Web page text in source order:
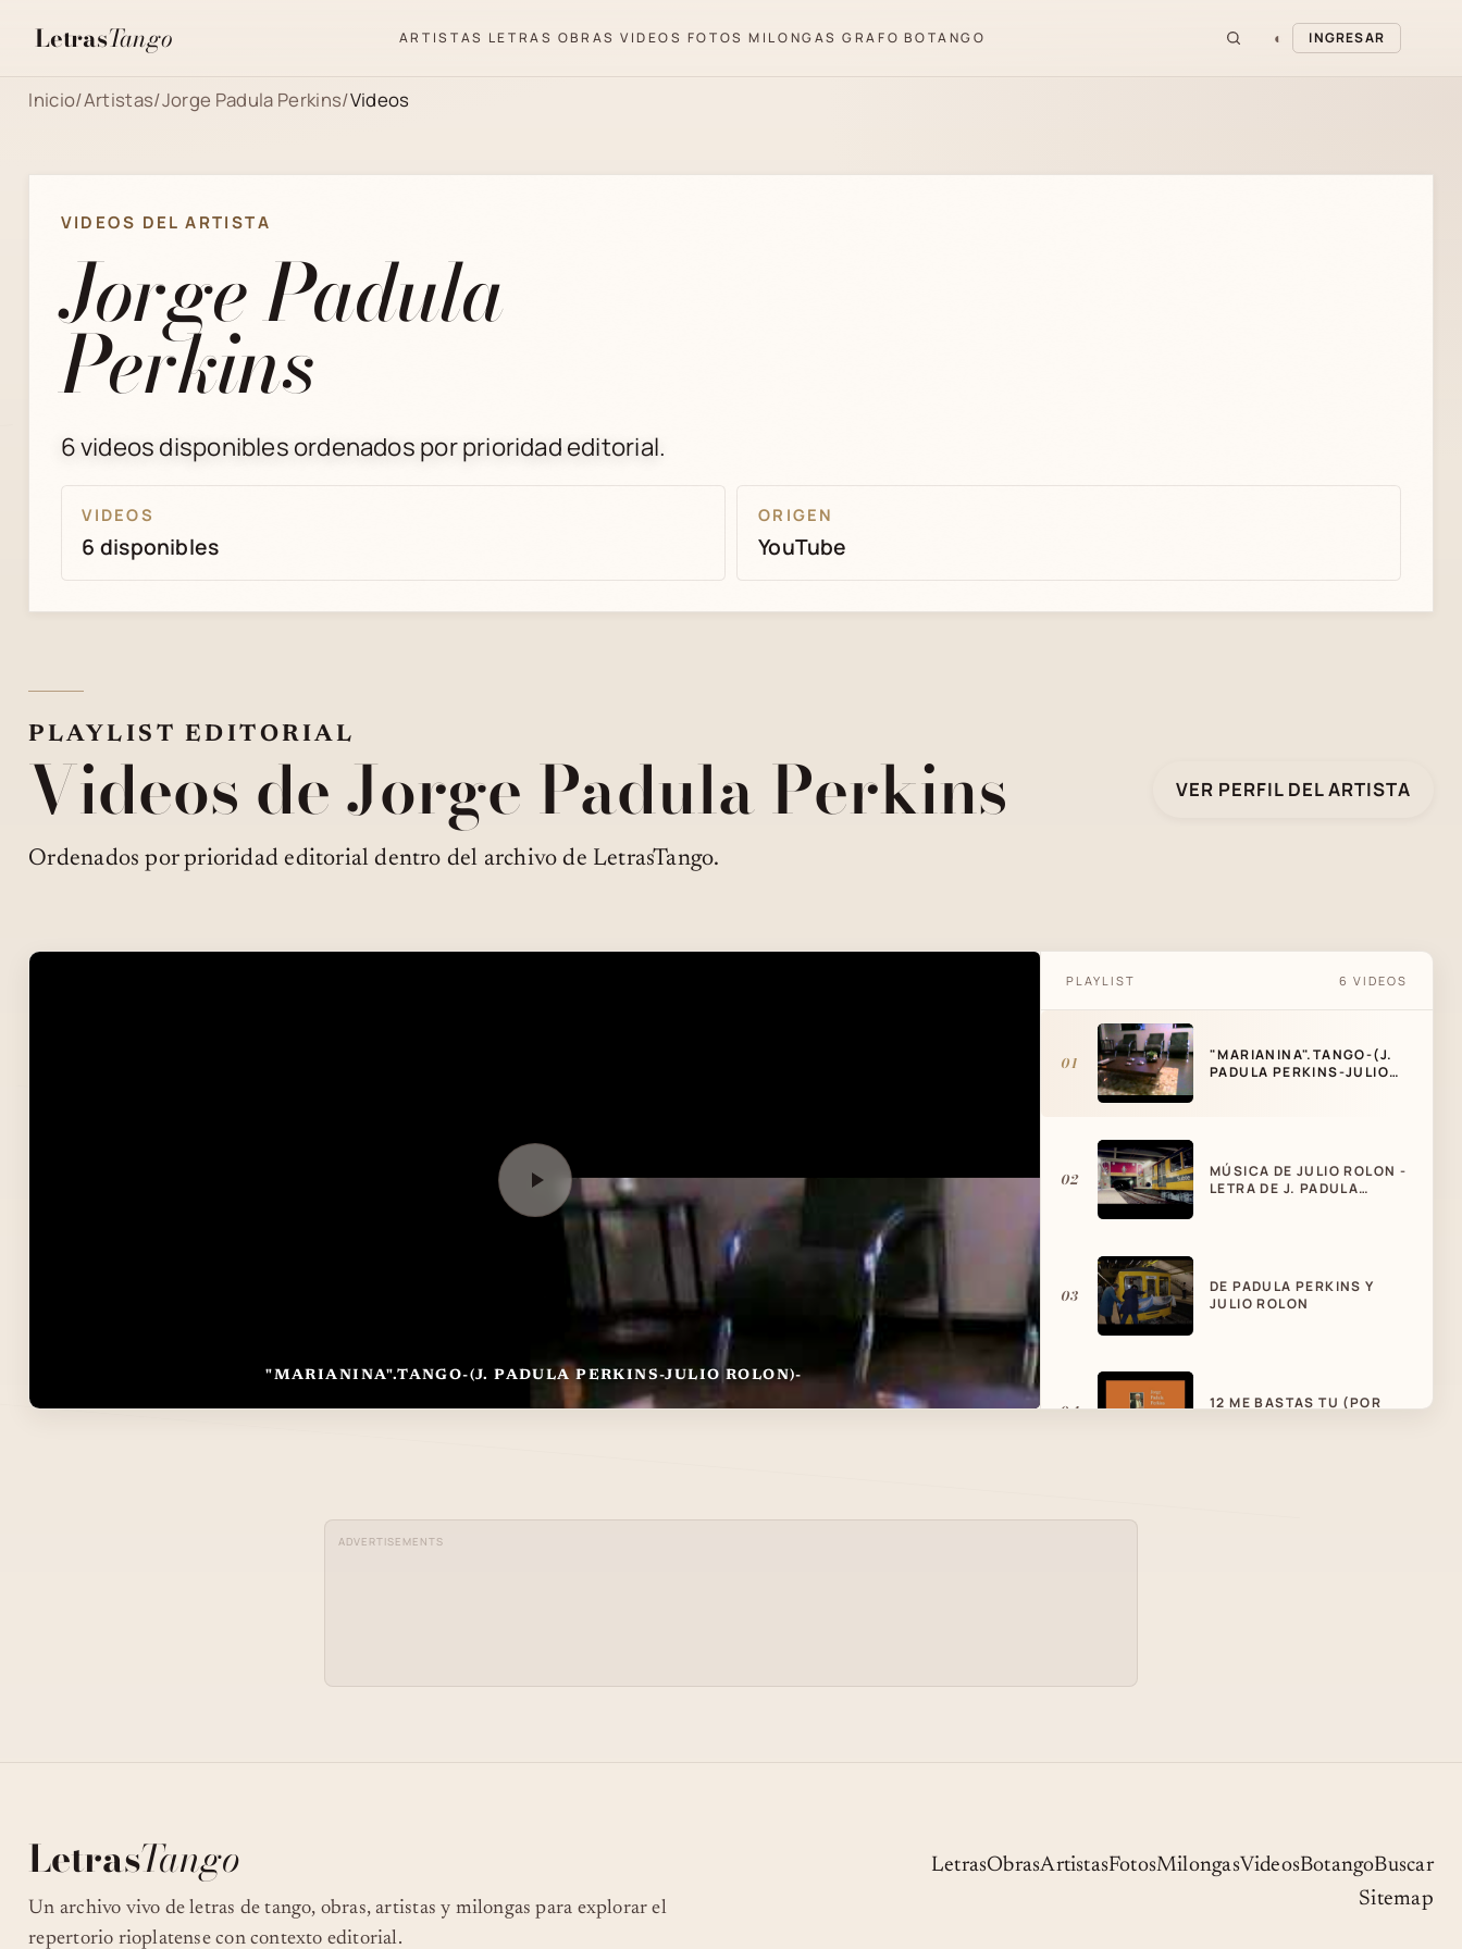
LetrasTango ARTISTAS LETRAS OBRAS VIDEOS FOTOS MILONGAS GRAFO BOTANGO ◐ INGRESAR
Inicio/Artistas/Jorge Padula Perkins/Videos
VIDEOS DEL ARTISTA
Jorge Padula
Perkins
6 videos disponibles ordenados por prioridad editorial.
VIDEOS
6 disponibles
ORIGEN
YouTube
PLAYLIST EDITORIAL
Videos de Jorge Padula Perkins VER PERFIL DEL ARTISTA
Ordenados por prioridad editorial dentro del archivo de LetrasTango.
"MARIANINA".TANGO-(J. PADULA PERKINS-JULIO ROLON)-
PLAYLIST 6 VIDEOS
01
"MARIANINA".TANGO-(J.
PADULA PERKINS-JULIO
02
MÚSICA DE JULIO ROLON -
LETRA DE J. PADULA
03
DE PADULA PERKINS Y
JULIO ROLON
04
12 ME BASTAS TU (POR
05
ADVERTISEMENTS
LetrasTango
Un archivo vivo de letras de tango, obras, artistas y milongas para explorar el
repertorio rioplatense con contexto editorial.
LetrasObrasArtistasFotosMilongasVideosBotangoBuscar
Sitemap